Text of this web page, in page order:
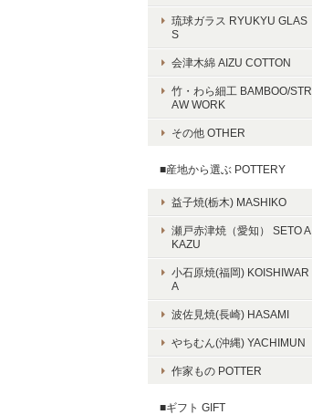
琉球ガラス RYUKYU GLAS
S
会津木綿 AIZU COTTON
竹・わら細工 BAMBOO/STR
AW WORK
その他 OTHER
■産地から選ぶ POTTERY
益子焼(栃木) MASHIKO
瀬戸赤津焼（愛知） SETO A
KAZU
小石原焼(福岡) KOISHIWAR
A
波佐見焼(長崎) HASAMI
やちむん(沖縄) YACHIMUN
作家もの POTTER
■ギフト GIFT